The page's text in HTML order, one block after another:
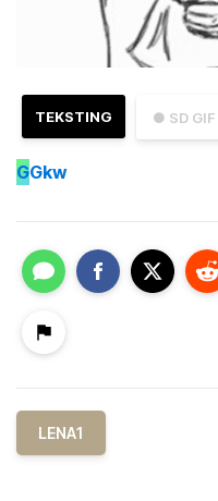
● SD GIF
TEKSTING
GGkw
LENA1